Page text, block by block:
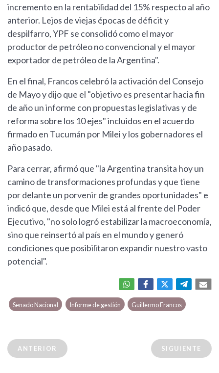
incremento en la rentabilidad del 15% respecto al año
anterior. Lejos de viejas épocas de déficit y
despilfarro, YPF se consolidó como el mayor
productor de petróleo no convencional y el mayor
exportador de petróleo de la Argentina".
En el final, Francos celebró la activación del Consejo
de Mayo y dijo que el "objetivo es presentar hacia fin
de año un informe con propuestas legislativas y de
reforma sobre los 10 ejes" incluidos en el acuerdo
firmado en Tucumán por Milei y los gobernadores el
año pasado.
Para cerrar, afirmó que "la Argentina transita hoy un
camino de transformaciones profundas y que tiene
por delante un porvenir de grandes oportunidades" e
indicó que, desde que Milei está al frente del Poder
Ejecutivo, "no solo logró estabilizar la macroeconomía,
sino que reinsertó al país en el mundo y generó
condiciones que posibilitaron expandir nuestro vasto
potencial".
Senado Nacional Informe de gestión Guillermo Francos
ANTERIOR SIGUIENTE